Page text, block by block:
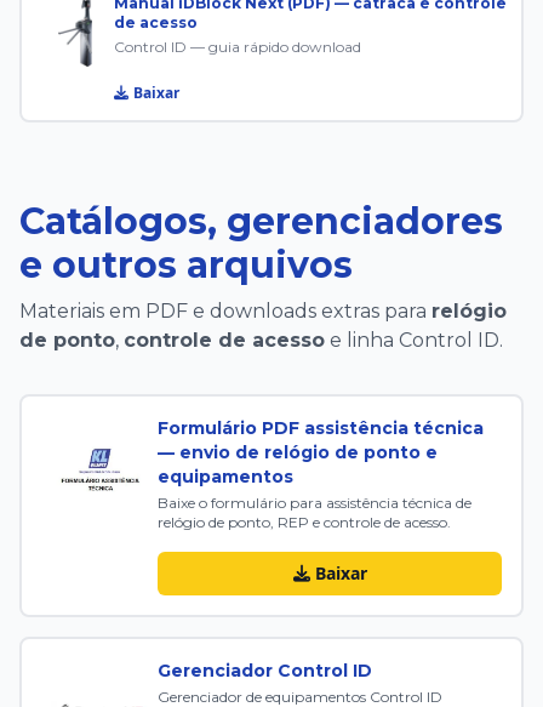
de acesso
Control ID — guia rápido download
Baixar
Catálogos, gerenciadores
e outros arquivos
Materiais em PDF e downloads extras para relógio
de ponto, controle de acesso e linha Control ID.
Formulário PDF assistência técnica
— envio de relógio de ponto e
equipamentos
Baixe o formulário para assistência técnica de
relógio de ponto, REP e controle de acesso.
Baixar
Gerenciador Control ID
Gerenciador de equipamentos Control ID